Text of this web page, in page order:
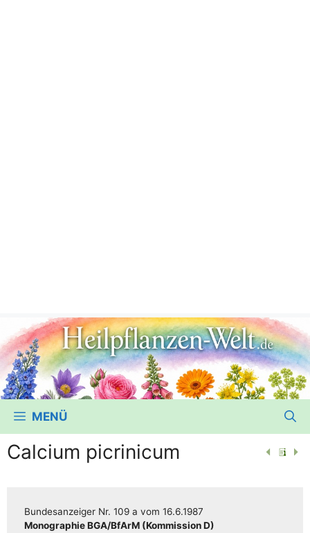
MENÜ
Calcium picrinicum
Bun­des­an­zei­ger Nr. 109 a vom 16.6.1987
Mono­gra­phie BGA/​​BfArM (Kom­mis­si­on D)